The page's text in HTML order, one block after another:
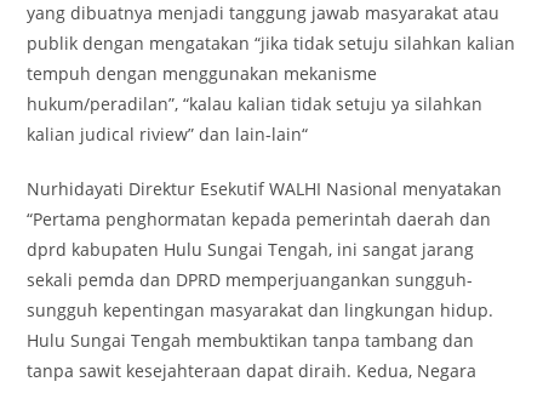
yang dibuatnya menjadi tanggung jawab masyarakat atau
publik dengan mengatakan “jika tidak setuju silahkan kalian
tempuh dengan menggunakan mekanisme
hukum/peradilan”, “kalau kalian tidak setuju ya silahkan
kalian judical riview” dan lain-lain“
Nurhidayati Direktur Esekutif WALHI Nasional menyatakan
“Pertama penghormatan kepada pemerintah daerah dan
dprd kabupaten Hulu Sungai Tengah, ini sangat jarang
sekali pemda dan DPRD memperjuangankan sungguh-
sungguh kepentingan masyarakat dan lingkungan hidup.
Hulu Sungai Tengah membuktikan tanpa tambang dan
tanpa sawit kesejahteraan dapat diraih. Kedua, Negara